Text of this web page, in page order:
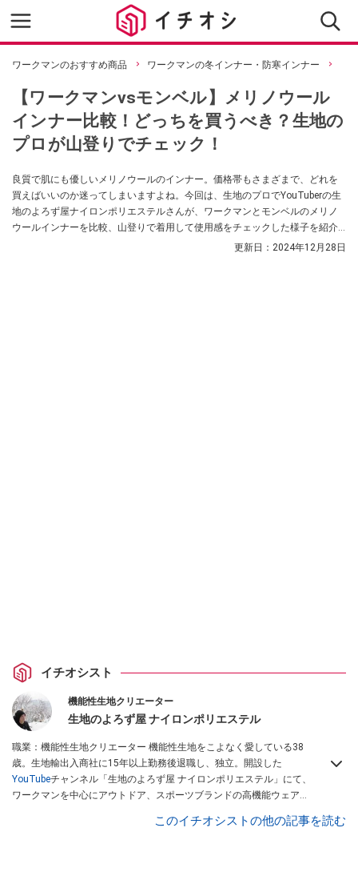
ワークマンのおすすめ商品 ワークマンの冬インナー・防寒インナー
【ワークマンvsモンベル】メリノウール
インナー比較！どっちを買うべき？生地の
プロが山登りでチェック！
良質で肌にも優しいメリノウールのインナー。価格帯もさまざまで、どれを
買えばいいのか迷ってしまいますよね。今回は、生地のプロでYouTuberの生
地のよろず屋ナイロンポリエステルさんが、ワークマンとモンベルのメリノ
ウールインナーを比較、山登りで着用して使用感をチェックした様子を紹介
してくれました。メリノウールインナーを選ぶ際のポイントも紹介してくれ
更新日： 2024年12月28日
イチオシスト
機能性生地クリエーター
生地のよろず屋 ナイロンポリエステル
職業：機能性生地クリエーター 機能性生地をこよなく愛している38
歳。生地輸出入商社に15年以上勤務後退職し、独立。開設した
YouTubeチャンネル「生地のよろず屋 ナイロンポリエステル」にて、
ワークマンを中心にアウトドア、スポーツブランドの高機能ウェアを
このイチオシストの他の記事を読む